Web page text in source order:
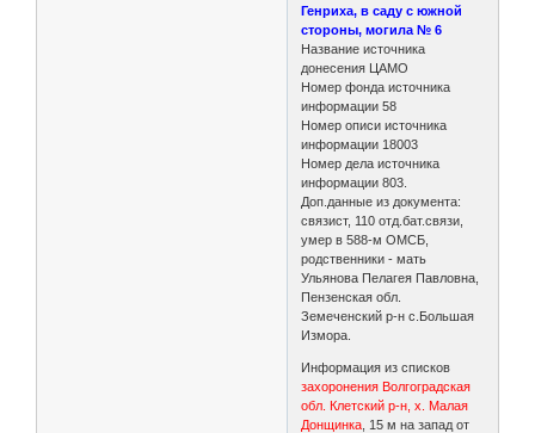
Генриха, в саду с южной
стороны, могила № 6
Название источника
донесения ЦАМО
Номер фонда источника
информации 58
Номер описи источника
информации 18003
Номер дела источника
информации 803.
Доп.данные из документа:
связист, 110 отд.бат.связи,
умер в 588-м ОМСБ,
родственники - мать
Ульянова Пелагея Павловна,
Пензенская обл.
Земеченский р-н с.Большая
Измора.
Информация из списков
захоронения Волгоградская
обл. Клетский р-н, х. Малая
Донщинка , 15 м на запад от